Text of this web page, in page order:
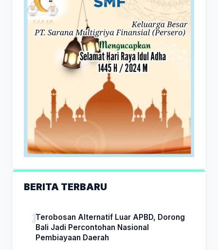
BERITA TERBARU
Terobosan Alternatif Luar APBD, Dorong
Bali Jadi Percontohan Nasional
Pembiayaan Daerah